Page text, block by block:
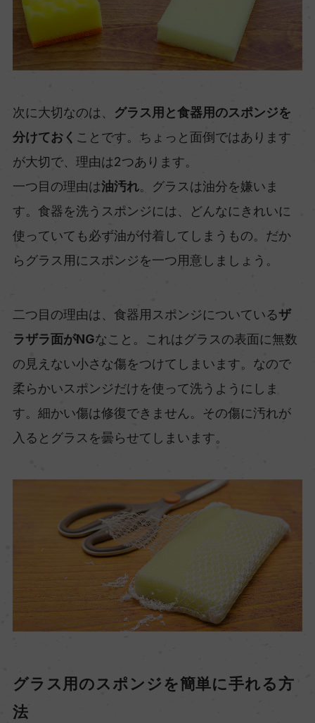
次に大切なのは、 グラス用と食器用のスポンジを
分けておく ことです。ちょっと面倒ではあります
が大切で、理由は2つあります。
一つ目の理由は油汚れ。グラスは油分を嫌いま
す。食器を洗うスポンジには、どんなにきれいに
使っていても必ず油が付着してしまうもの。だか
らグラス用にスポンジを一つ用意しましょう。
二つ目の理由は、食器用スポンジについているザ
ラザラ面がNGなこと。これはグラスの表面に無数
の見えない小さな傷をつけてしまいます。なので
柔らかいスポンジだけを使って洗うようにしま
す。細かい傷は修復できません。その傷に汚れが
入るとグラスを曇らせてしまいます。
グラス用のスポンジを簡単に手れる方
法